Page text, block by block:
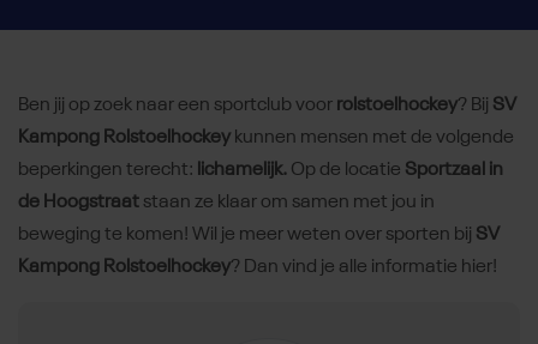
Ben jij op zoek naar een sportclub voor rolstoelhockey? Bij SV
Kampong Rolstoelhockey kunnen mensen met de volgende
beperkingen terecht:
lichamelijk. Op de locatie Sportzaal in
de Hoogstraat staan ze klaar om samen met jou in
beweging te komen! Wil je meer weten over sporten bij SV
Kampong Rolstoelhockey? Dan vind je alle informatie hier!